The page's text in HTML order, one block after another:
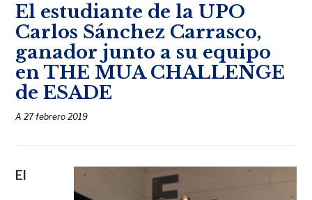
El estudiante de la UPO
Carlos Sánchez Carrasco,
ganador junto a su equipo
en THE MUA CHALLENGE
de ESADE
A27 febrero 2019
El